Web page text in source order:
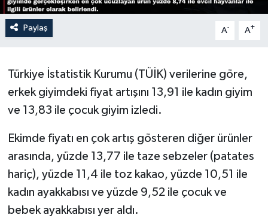
Paylaş A- A+
Türkiye İstatistik Kurumu (TÜİK) verilerine göre,
erkek giyimdeki fiyat artışını 13,91 ile kadın giyim
ve 13,83 ile çocuk giyim izledi.
Ekimde fiyatı en çok artış gösteren diğer ürünler
arasında, yüzde 13,77 ile taze sebzeler (patates
hariç), yüzde 11,4 ile toz kakao, yüzde 10,51 ile
kadın ayakkabısı ve yüzde 9,52 ile çocuk ve
bebek ayakkabısı yer aldı.